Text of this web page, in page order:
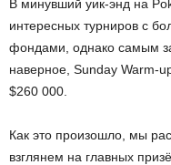
В минувший уик-энд на
интересных турниров c
фондами, однако самым
наверное, Sunday Warm-
$260 000.
Как это произошло, мы
взглянем на главных